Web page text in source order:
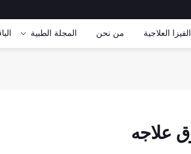
الفيزا العلاجية من نحن المجلة الطبية
علاجه